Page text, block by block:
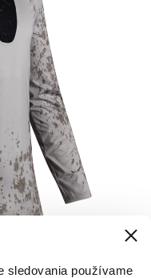
sledovania používame